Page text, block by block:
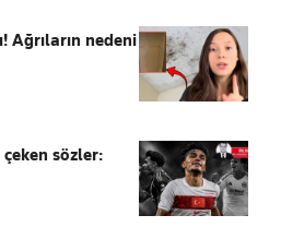
Ağrıların nedeni
sözler: